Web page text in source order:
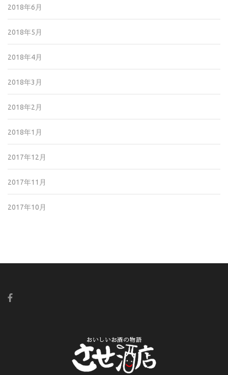
2018年6月
2018年5月
2018年4月
2018年3月
2018年2月
2018年1月
2017年12月
2017年11月
2017年10月